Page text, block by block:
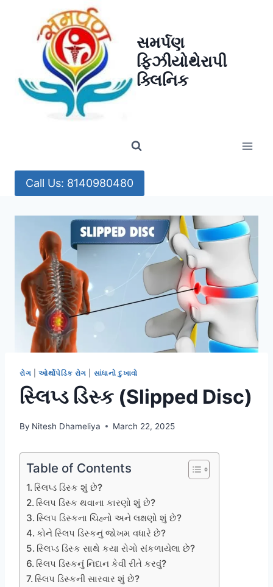
સમર્પણ
ફિઝીયોથેરાપી
ક્લિનિક
Call Us: 8140980480
રોગ ઓર્થોપેડિક રોગ સાંધાનો દુખાવો
સ્લિપ્ડ ડિસ્ક (Slipped Disc)
By Nitesh Dhameliya March 22, 2025
Table of Contents
સ્લિપ્ડ ડિસ્ક શું છે?
સ્લિપ ડિસ્ક થવાના કારણો શું છે?
સ્લિપ ડિસ્કના ચિહ્નો અને લક્ષણો શું છે?
કોને સ્લિપ ડિસ્કનું જોખમ વધારે છે?
સ્લિપ્ડ ડિસ્ક સાથે કયા રોગો સંકળાયેલા છે?
સ્લિપ ડિસ્કનું નિદાન કેવી રીતે કરવું?
સ્લિપ ડિસ્કની સારવાર શું છે?